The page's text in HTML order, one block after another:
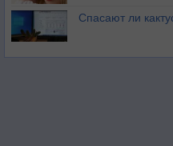
Спасают ли